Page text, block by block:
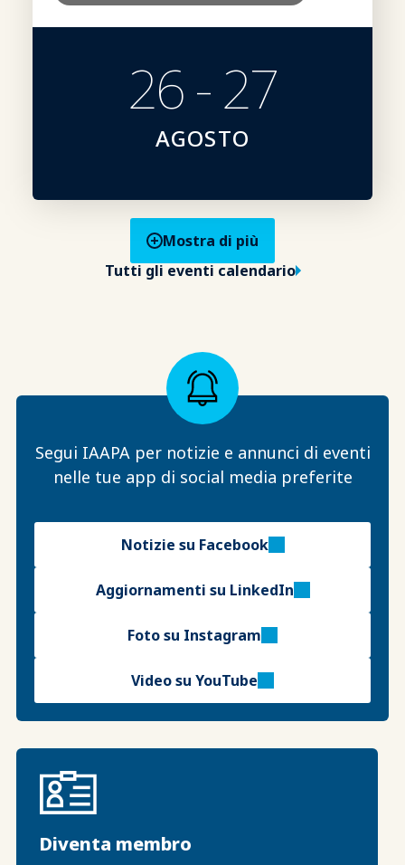
26 - 27
AGOSTO
Mostra di più
Tutti gli eventi calendario
Segui IAAPA per notizie e annunci di eventi
nelle tue app di social media preferite
Notizie su Facebook
Aggiornamenti su LinkedIn
Foto su Instagram
Video su YouTube
Diventa membro